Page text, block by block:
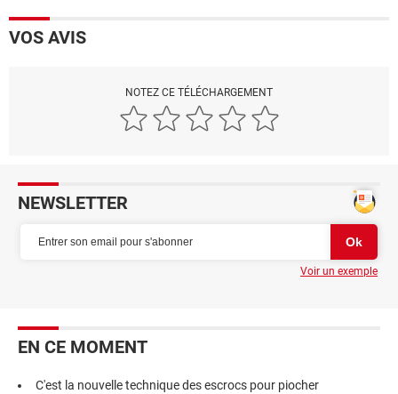
VOS AVIS
NOTEZ CE TÉLÉCHARGEMENT
NEWSLETTER
Voir un exemple
EN CE MOMENT
C'est la nouvelle technique des escrocs pour piocher